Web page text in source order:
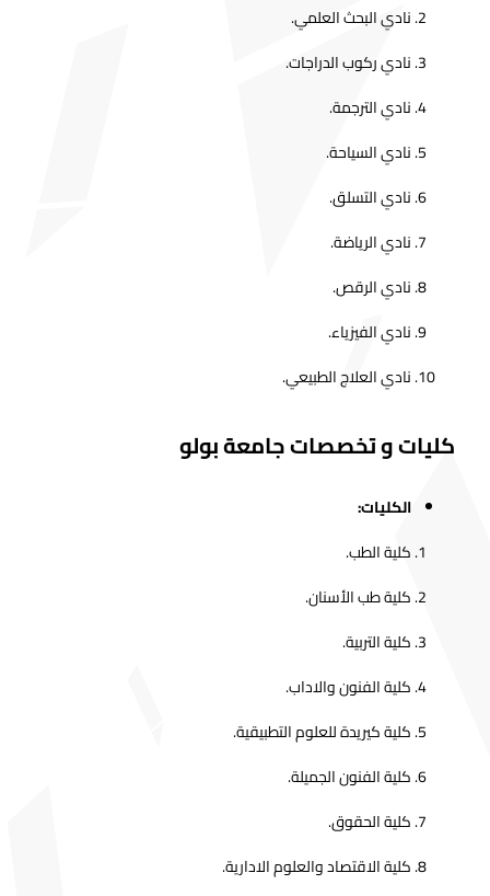
نادي البحث العلمي.
نادي ركوب الدراجات.
نادي الترجمة.
نادي السياحة.
نادي التسلق.
نادي الرياضة.
نادي الرقص.
نادي الفيزياء.
نادي العلاج الطبيعي.
كليات و تخصصات جامعة بولو
الكليات:
كلية الطب.
كلية طب الأسنان.
كلية التربية.
كلية الفنون والاداب.
كلية كيريدة للعلوم التطبيقية.
كلية الفنون الجميلة.
كلية الحقوق.
كلية الاقتصاد والعلوم الادارية.